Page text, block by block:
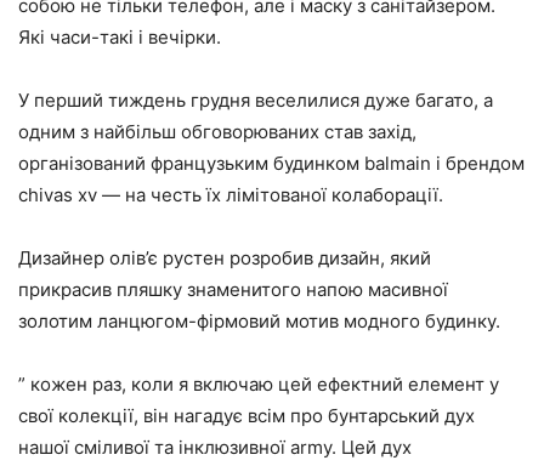
собою не тільки телефон, але і маску з санітайзером.
Які часи-такі і вечірки.
У перший тиждень грудня веселилися дуже багато, а
одним з найбільш обговорюваних став захід,
організований французьким будинком balmain і брендом
chivas xv — на честь їх лімітованої колаборації.
Дизайнер олів’є рустен розробив дизайн, який
прикрасив пляшку знаменитого напою масивної
золотим ланцюгом-фірмовий мотив модного будинку.
” кожен раз, коли я включаю цей ефектний елемент у
свої колекції, він нагадує всім про бунтарський дух
нашої сміливої та інклюзивної army. Цей дух